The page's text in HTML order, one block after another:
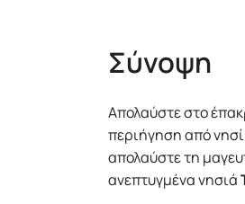
Σύνοψη
Απολαύστε στο
περιήγηση από
απολαύστε τη
ανεπτυγμένα νησιά